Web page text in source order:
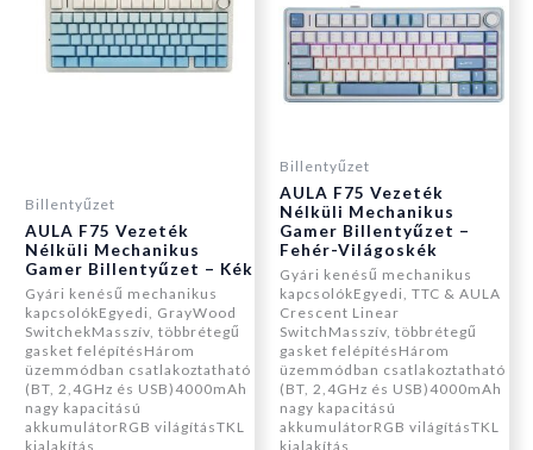
Billentyűzet
AULA F75 Vezeték
Nélküli Mechanikus
Gamer Billentyűzet – Kék
Gyári kenésű mechanikus
kapcsolókEgyedi, GrayWood
SwitchekMasszív, többrétegű
gasket felépítésHárom
üzemmódban csatlakoztatható
(BT, 2,4GHz és USB)4000mAh
nagy kapacitású
akkumulátorRGB világításTKL
kialakítás
Billentyűzet
AULA F75 Vezeték
Nélküli Mechanikus
Gamer Billentyűzet –
Fehér-Világoskék
Gyári kenésű mechanikus
kapcsolókEgyedi, TTC & AULA
Crescent Linear
SwitchMasszív, többrétegű
gasket felépítésHárom
üzemmódban csatlakoztatható
(BT, 2,4GHz és USB)4000mAh
nagy kapacitású
akkumulátorRGB világításTKL
kialakítás